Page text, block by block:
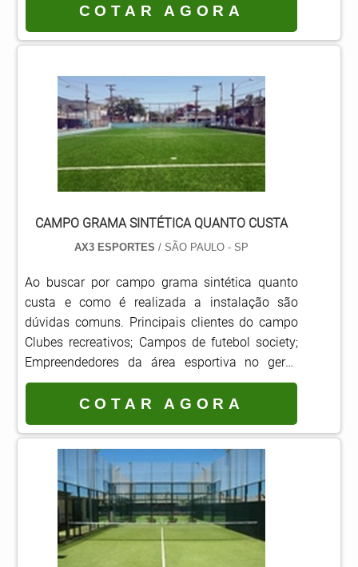
recreativo.Muito comum em locais de alto
tráfego, como playgrounds, jardins, áreas
esportivas, quadras e campos de futebol,
ambientes internos, a venda constitui-se como
uma solução prática e segura para.
COTAR AGORA
CAMPO GRAMA SINTÉTICA QUANTO CUSTA
AX3 ESPORTES / SÃO PAULO - SP
Ao buscar por campo grama sintética quanto
custa e como é realizada a instalação são
dúvidas comuns. Principais clientes do campo
Clubes recreativos; Campos de futebol society;
Empreendedores da área esportiva no geral;
Entre outros.Em geral, os gramados sintéticos é
a opção ideal, pois reproduzem o mesmo
padrão de gramados profissionais com valores
mais atrativos. Alguns dos principais tipos de
grama sintética disponíveis são:O produto
Vertical Grass possui o selo FIFA Quality Pro,
que comprova.
COTAR AGORA